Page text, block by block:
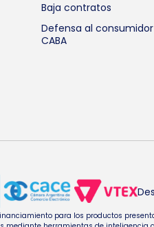
Baja contratos
Defensa al consumidor
CABA
para los productos